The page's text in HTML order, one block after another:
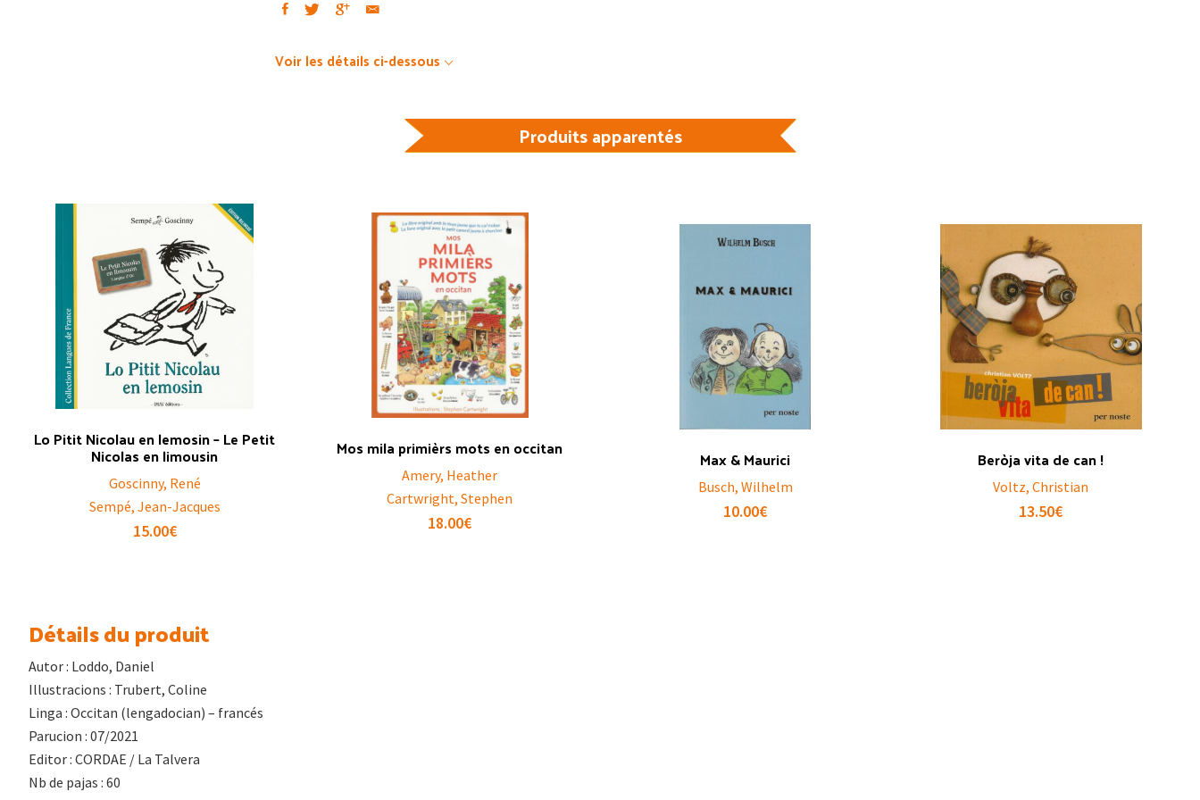
Voir les détails ci-dessous
Produits apparentés
Lo Pitit Nicolau en lemosin – Le Petit
Nicolas en limousin
Goscinny, René
Sempé, Jean-Jacques
15.00€
Mos mila primièrs mots en occitan
Amery, Heather
Cartwright, Stephen
18.00€
Max & Maurici
Busch, Wilhelm
10.00€
Beròja vita de can !
Voltz, Christian
13.50€
Détails du produit
Autor : Loddo, Daniel
Illustracions : Trubert, Coline
Linga : Occitan (lengadocian) – francés
Parucion : 07/2021
Editor : CORDAE / La Talvera
Nb de pajas : 60